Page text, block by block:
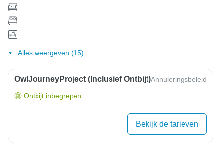
Alles weergeven (15)
OwlJourneyProject (inclusief Ontbijt)Annuleringsbeleid
Ontbijt inbegrepen
Bekijk de tarieven